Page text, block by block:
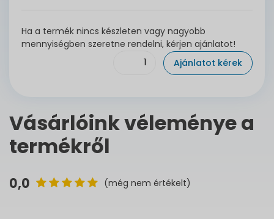
Ha a termék nincs készleten vagy nagyobb
mennyiségben szeretne rendelni, kérjen ajánlatot!
Ajánlatot kérek
Vásárlóink véleménye a
termékről
0,0 (még nem értékelt)